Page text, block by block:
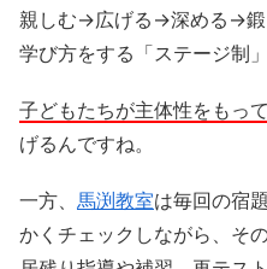
親しむ→広げる→深める→鍛
学び方をする「ステージ制
子どもたちが主体性をもっ
げるんですね。
一方、 馬渕教室は毎回の宿
かくチェックしながら、そ